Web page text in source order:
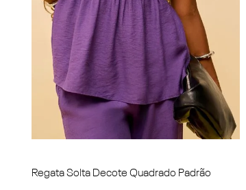
Regata Solta Decote Quadrado Padrão